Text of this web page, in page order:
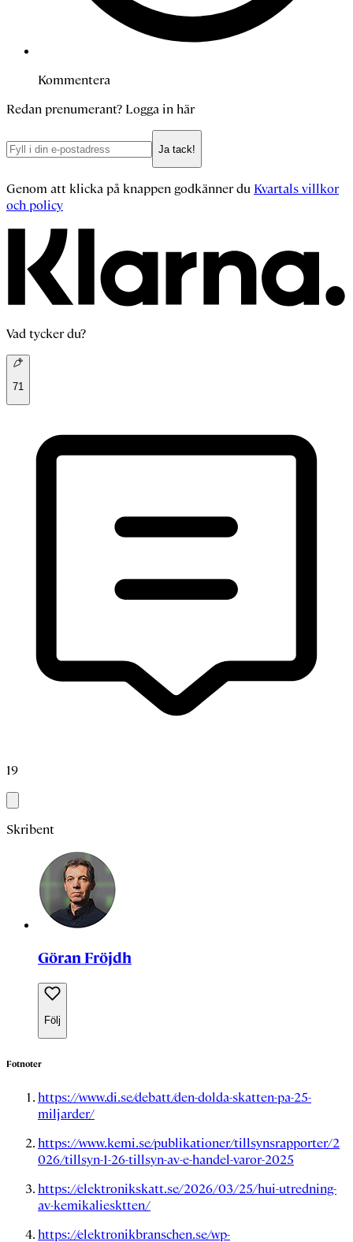
Kommentera
Redan prenumerant? Logga in här
Ja tack!
Genom att klicka på knappen godkänner du Kvartals villkor
och policy
Vad tycker du?
71
19
Skribent
Göran Fröjdh
Följ
Fotnoter
https://www.di.se/debatt/den-dolda-skatten-pa-25-
miljarder/
https://www.kemi.se/publikationer/tillsynsrapporter/2
026/tillsyn-1-26-tillsyn-av-e-handel-varor-2025
https://elektronikskatt.se/2026/03/25/hui-utredning-
av-kemikaliesktten/
https://elektronikbranschen.se/wp-